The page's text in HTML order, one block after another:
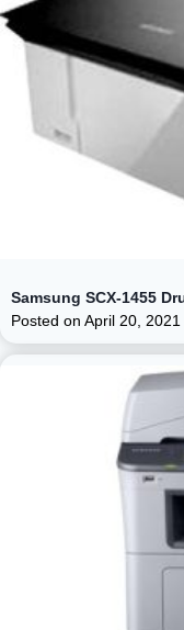
Samsung SCX-1455
Posted on April 20, 2021